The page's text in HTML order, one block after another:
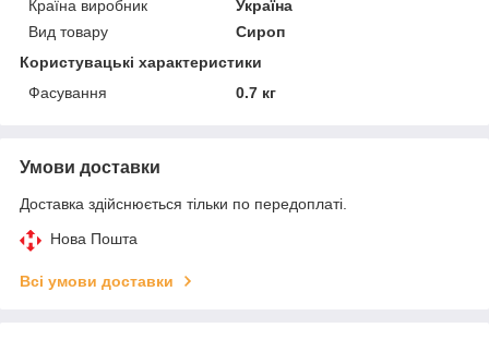
Країна виробник
Україна
Вид товару
Сироп
Користувацькі характеристики
Фасування
0.7 кг
Умови доставки
Доставка здійснюється тільки по передоплаті.
Нова Пошта
Всі умови доставки